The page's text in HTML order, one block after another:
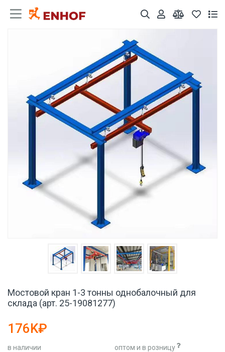
Мостовой кран 1-3 тонны однобалочный для
склада (арт. 25-19081277)
176K₽
в наличии
оптом и в розницу